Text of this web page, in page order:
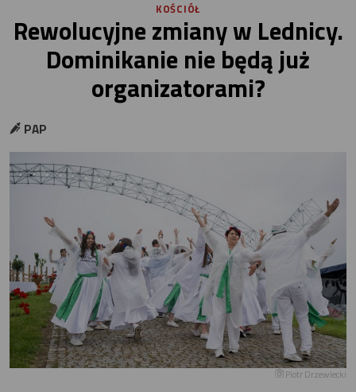
KOŚCIÓŁ
Rewolucyjne zmiany w Lednicy.
Dominikanie nie będą już
organizatorami?
PAP
Piotr Drzewiecki